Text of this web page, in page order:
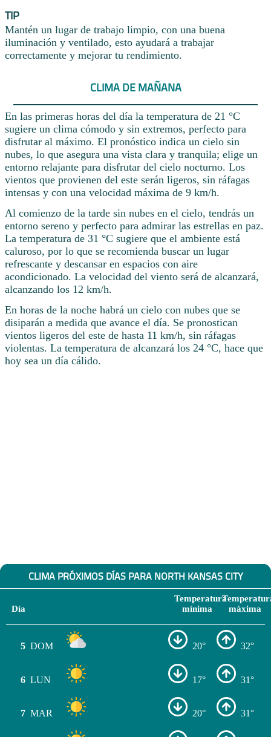
TIP
Mantén un lugar de trabajo limpio, con una buena
iluminación y ventilado, esto ayudará a trabajar
correctamente y mejorar tu rendimiento.
CLIMA DE MAÑANA
En las primeras horas del día la temperatura de 21 °C
sugiere un clima cómodo y sin extremos, perfecto para
disfrutar al máximo. El pronóstico indica un cielo sin
nubes, lo que asegura una vista clara y tranquila; elige un
entorno relajante para disfrutar del cielo nocturno. Los
vientos que provienen del este serán ligeros, sin ráfagas
intensas y con una velocidad máxima de 9 km/h.
Al comienzo de la tarde sin nubes en el cielo, tendrás un
entorno sereno y perfecto para admirar las estrellas en paz.
La temperatura de 31 °C sugiere que el ambiente está
caluroso, por lo que se recomienda buscar un lugar
refrescante y descansar en espacios con aire
acondicionado. La velocidad del viento será de alcanzará,
alcanzando los 12 km/h.
En horas de la noche habrá un cielo con nubes que se
disiparán a medida que avance el día. Se pronostican
vientos ligeros del este de hasta 11 km/h, sin ráfagas
violentas. La temperatura de alcanzará los 24 °C, hace que
hoy sea un día cálido.
CLIMA PRÓXIMOS DÍAS PARA NORTH KANSAS CITY
Día
Temperatura
mínima
máxima
5 DOM 20° 32°
6 LUN 17° 31°
7 MAR 20° 31°